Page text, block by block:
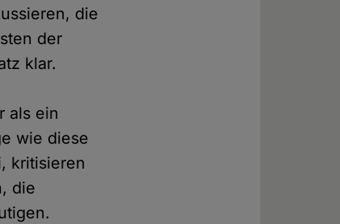
die
der
klar.
als ein
wie diese
kritisieren
die